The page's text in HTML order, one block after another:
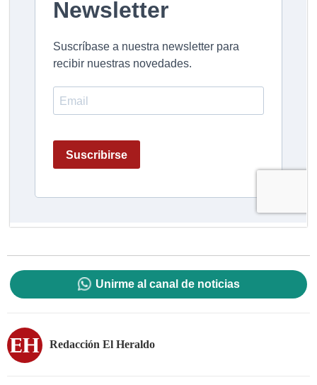
Unirme al canal de noticias
Redacción El Heraldo